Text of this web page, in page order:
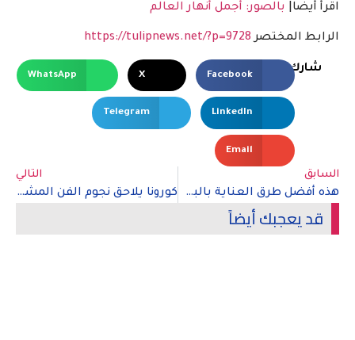
بالصور: أجمل أنهار العالم
المختصرhttps://tulipnews.net/?p=9728
Facebook
X
WhatsApp
LinkedIn
Telegram
Email
هذه أفضل طرق العناية بالبشرة خلال الشتاء كورونا يلاحق نجوم الفن المشاركين في مهرجان الجونة
يعجبك أيضاً